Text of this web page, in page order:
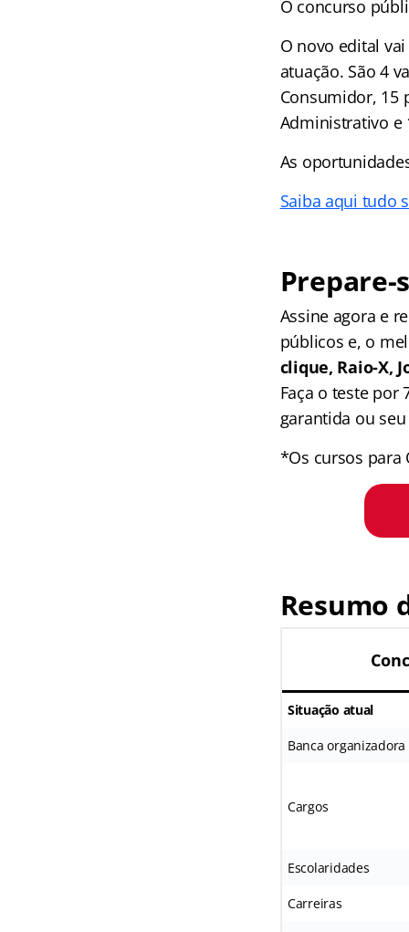
O concurso
O novo edital
atuação. São 4
Consumidor, 15
Administrativo e
As
Saiba aqui tudo
Prepare-
Assine agora e
públicos e, o
clique, Raio-X,
Faça o teste por
garantida ou
*Os cursos para
Resumo
Situação atual
Banca organizadora
Cargos
Escolaridades
Carreiras